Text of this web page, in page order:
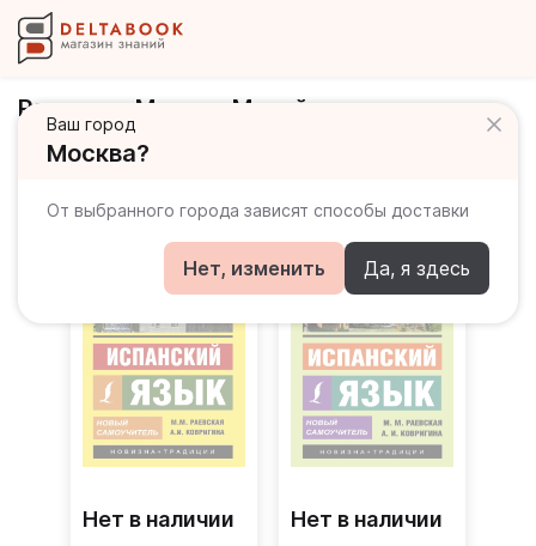
Ваш город
Москва?
От выбранного города зависят способы доставки
Нет, изменить Да, я здесь
Раевская Марина Михайловна
Книги автора
Нет в наличии Нет в наличии